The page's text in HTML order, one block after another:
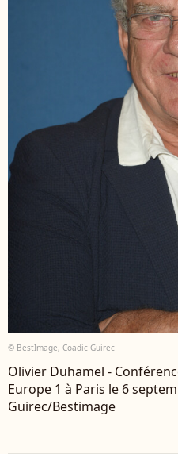
© BestImage, Coadic Guirec
Olivier Duhamel -
Europe 1 à Paris le 6
Guirec/Bestimage